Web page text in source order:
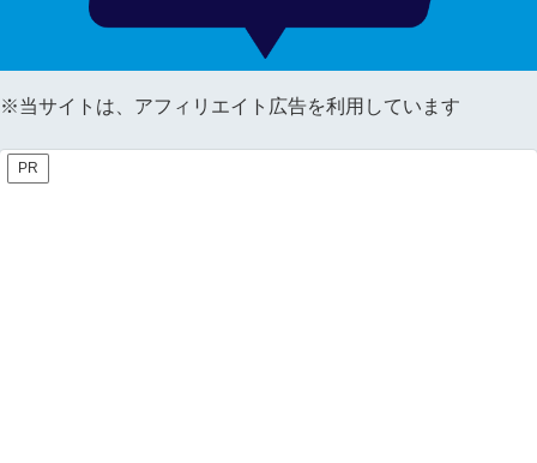
※当サイトは、アフィリエイト広告を利用しています
PR